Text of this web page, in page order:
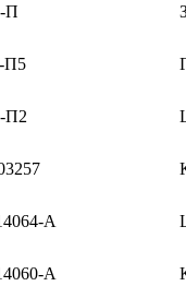
П
П5
П2
А
А